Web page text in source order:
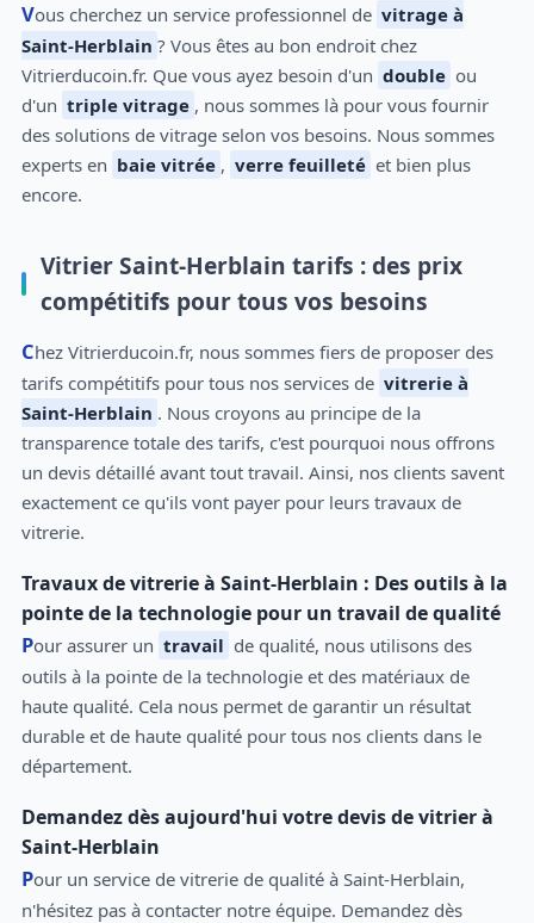
Vous cherchez un service professionnel de vitrage à
Saint-Herblain ? Vous êtes au bon endroit chez
Vitrierducoin.fr. Que vous ayez besoin d'un double ou
d'un triple vitrage , nous sommes là pour vous fournir
des solutions de vitrage selon vos besoins. Nous sommes
experts en baie vitrée , verre feuilleté et bien plus
encore.
Vitrier Saint-Herblain tarifs : des prix
compétitifs pour tous vos besoins
Chez Vitrierducoin.fr, nous sommes fiers de proposer des
tarifs compétitifs pour tous nos services de vitrerie à
Saint-Herblain . Nous croyons au principe de la
transparence totale des tarifs, c'est pourquoi nous offrons
un devis détaillé avant tout travail. Ainsi, nos clients savent
exactement ce qu'ils vont payer pour leurs travaux de
vitrerie.
Travaux de vitrerie à Saint-Herblain : Des outils à la
pointe de la technologie pour un travail de qualité
Pour assurer un travail de qualité, nous utilisons des
outils à la pointe de la technologie et des matériaux de
haute qualité. Cela nous permet de garantir un résultat
durable et de haute qualité pour tous nos clients dans le
département.
Demandez dès aujourd'hui votre devis de vitrier à
Saint-Herblain
Pour un service de vitrerie de qualité à Saint-Herblain,
n'hésitez pas à contacter notre équipe. Demandez dès